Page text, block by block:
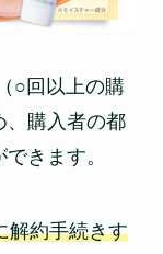
○回以上の購
、購入者の都
きます。
解約手続きす